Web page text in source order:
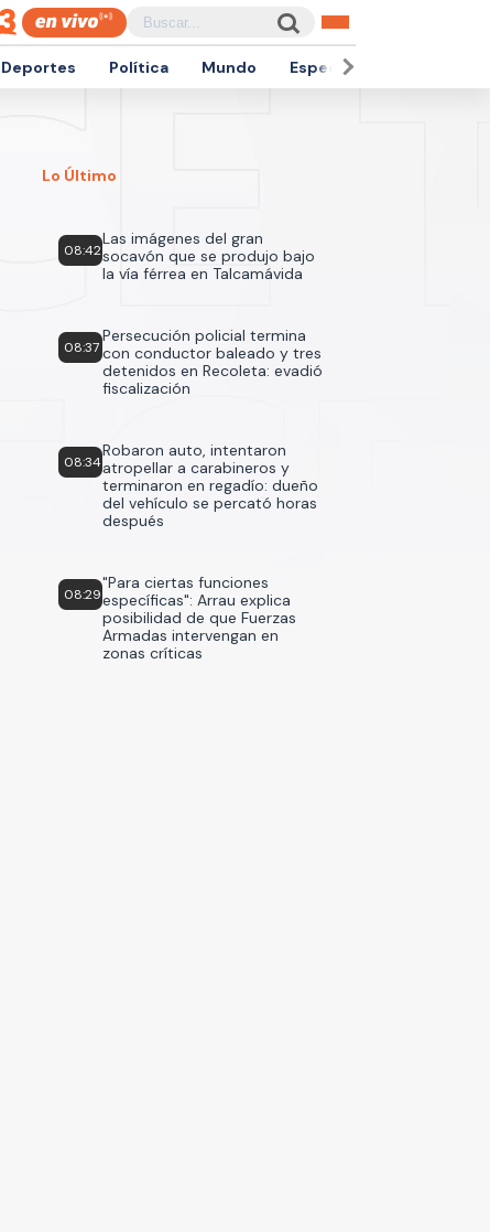
Deportes Política Mundo Espectáculos
Lo Último
08:42
Las imágenes del gran
socavón que se produjo bajo
la vía férrea en Talcamávida
08:37
Persecución policial termina
con conductor baleado y tres
detenidos en Recoleta: evadió
fiscalización
08:34
Robaron auto, intentaron
atropellar a carabineros y
terminaron en regadío: dueño
del vehículo se percató horas
después
08:29
"Para ciertas funciones
específicas": Arrau explica
posibilidad de que Fuerzas
Armadas intervengan en
zonas críticas